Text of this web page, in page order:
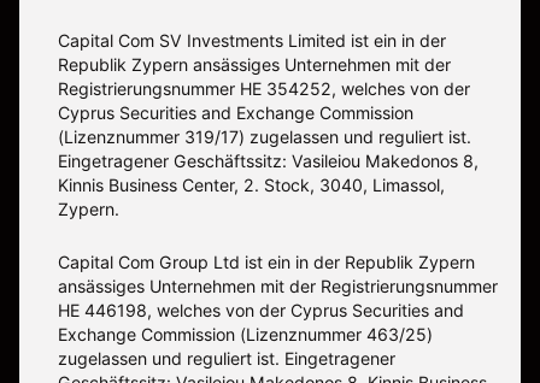
Capital Com SV Investments Limited ist ein in der
Republik Zypern ansässiges Unternehmen mit der
Registrierungsnummer HE 354252, welches von der
Cyprus Securities and Exchange Commission
(Lizenznummer 319/17) zugelassen und reguliert ist.
Eingetragener Geschäftssitz: Vasileiou Makedonos 8,
Kinnis Business Center, 2. Stock, 3040, Limassol,
Zypern.
Capital Com Group Ltd ist ein in der Republik Zypern
ansässiges Unternehmen mit der Registrierungsnummer
ΗΕ 446198, welches von der Cyprus Securities and
Exchange Commission (Lizenznummer 463/25)
zugelassen und reguliert ist. Eingetragener